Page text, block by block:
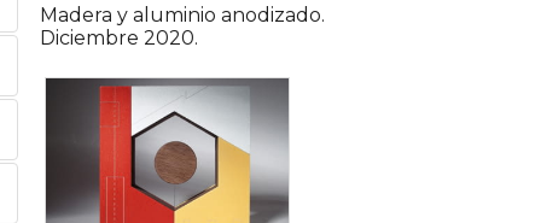
Madera y aluminio anodizado.
Diciembre 2020.